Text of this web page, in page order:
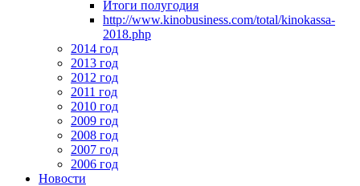
Итоги полугодия
http://www.kinobusiness.com/total/kinokassa-
2018.php
2014 год
2013 год
2012 год
2011 год
2010 год
2009 год
2008 год
2007 год
2006 год
Новости